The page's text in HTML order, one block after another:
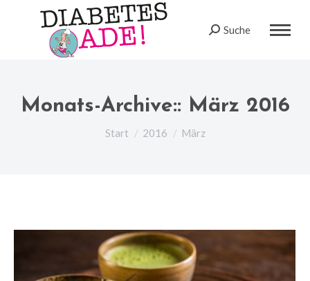
Search:
Suche
Monats-Archive:: März 2016
Sie befinden sich hier:
Start 2016 März